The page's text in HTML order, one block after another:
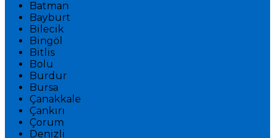
Batman
Bayburt
Bilecik
Bingöl
Bitlis
Bolu
Burdur
Bursa
Çanakkale
Çankırı
Çorum
Denizli